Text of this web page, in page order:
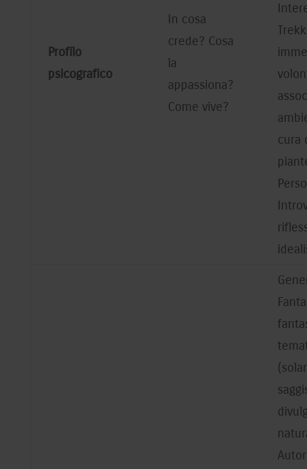
Profilo
psicografico
In cosa
crede? Cosa
la
appassiona?
Come vive?
cura